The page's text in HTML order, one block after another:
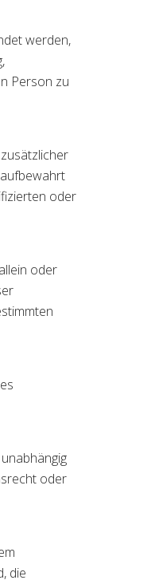
werden,
Person zu
oder
oder
oder
die